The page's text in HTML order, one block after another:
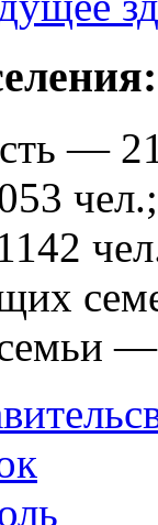
—
чел.;